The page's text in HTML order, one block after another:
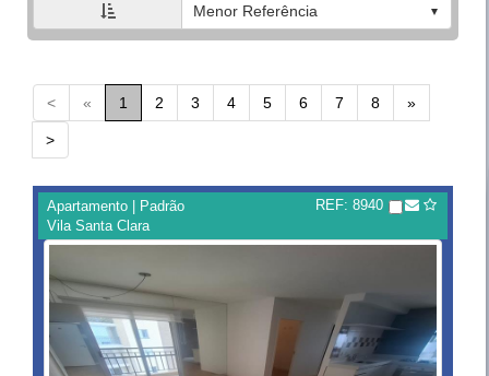
Menor Referência
< « 1 2 3 4 5 6 7 8 »
>
Apartamento | Padrão
Vila Santa Clara
REF: 8940